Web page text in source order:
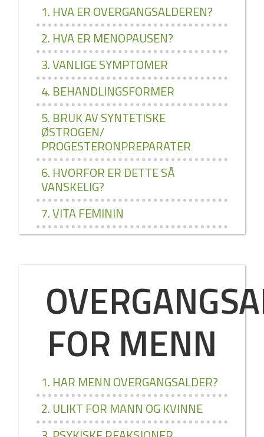
1. HVA ER OVERGANGSALDEREN?
2. HVA ER MENOPAUSEN?
3. VANLIGE SYMPTOMER
4. BEHANDLINGSFORMER
5. BRUK AV SYNTETISKE
ØSTROGEN/
PROGESTERONPREPARATER
6. HVORFOR ER DETTE SÅ
VANSKELIG?
7. VITA FEMININ
FOR MENN
1. HAR MENN OVERGANGSALDER?
2. ULIKT FOR MANN OG KVINNE